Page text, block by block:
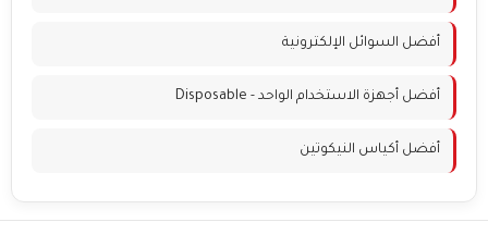
أفضل السوائل الإلكترونية
أفضل أجهزة الاستخدام الواحد - Disposable
أفضل أكياس النيكوتين